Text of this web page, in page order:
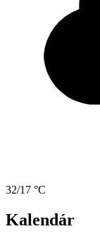
32/17 °C
Kalendár